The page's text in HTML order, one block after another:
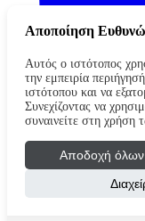
Αποποίηση
Αυτός ο ιστότοπος
την εμπειρία
ιστότοπου και να
Συνεχίζοντας να
συναινείτε στη χρήση
Αποδοχή όλων